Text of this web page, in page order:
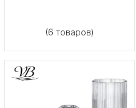
(6 товаров)